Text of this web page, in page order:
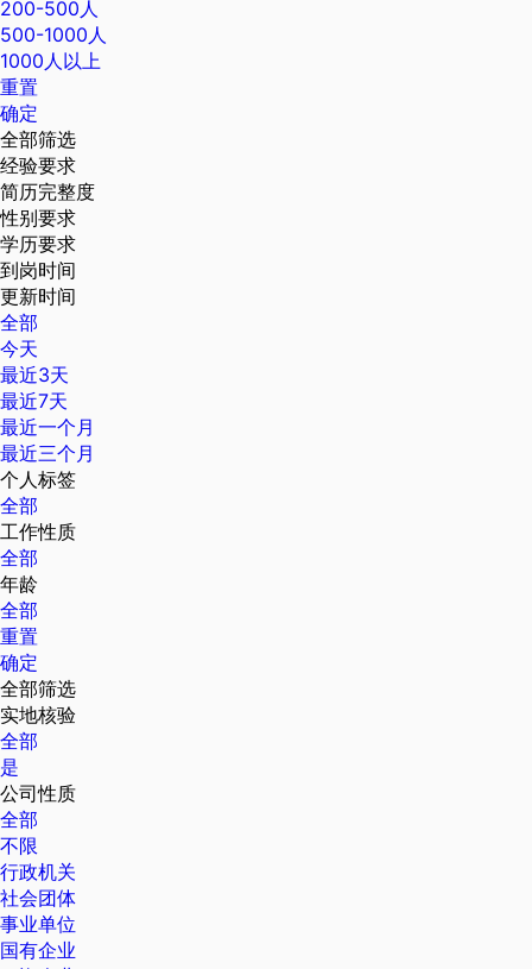
200-500人
500-1000人
1000人以上
重置
确定
全部筛选
经验要求
简历完整度
性别要求
学历要求
到岗时间
更新时间
全部
今天
最近3天
最近7天
最近一个月
最近三个月
个人标签
全部
工作性质
全部
年龄
全部
重置
确定
全部筛选
实地核验
全部
是
公司性质
全部
不限
行政机关
社会团体
事业单位
国有企业